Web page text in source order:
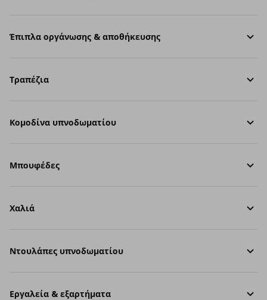
Έπιπλα οργάνωσης & αποθήκευσης
Τραπέζια
Κομοδίνα υπνοδωματίου
Μπουφέδες
Χαλιά
Ντουλάπες υπνοδωματίου
Εργαλεία & εξαρτήματα